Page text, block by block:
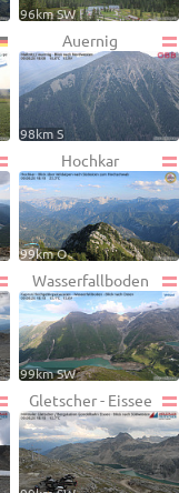
96km SW
Auernig
98km S
Hochkar
99km O
Wasserfallboden
99km SW
Gletscher - Eissee